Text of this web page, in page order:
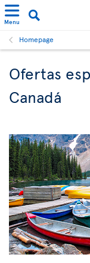
Menu
Homepage
Ofertas
Canadá